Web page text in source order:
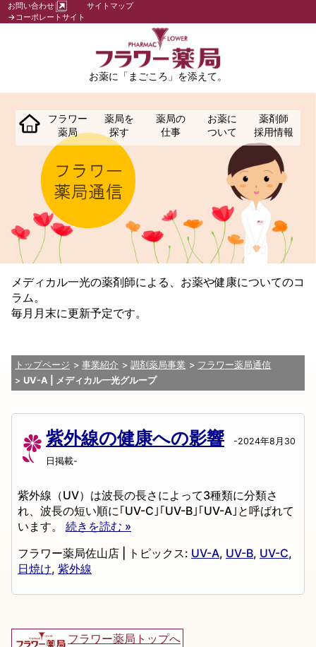
お薬に「まごころ」を添えて。
フラワー
薬局
薬局を
探す
薬局の
仕事
お薬に
ついて
薬剤師
採用情報
お問い合わせ
サイトマップ
→コーポレートサイト
メディカル一光の薬剤師による、お薬や健康についてのコ
ラム。
毎月月末に更新予定です。
トップページ 事業紹介 調剤薬局事業
フラワー薬局通信
UV-A | メディカル一光グループ
紫外線の健康への影響 -2024年8月30
日掲載-
紫外線（UV）は波長の長さによって3種類に分類さ
れ、波長の短い順に｢UV-C｣｢UV-B｣｢UV-A｣と呼ばれて
います。 続きを読む »
フラワー薬局佐山店
トピックス: UV-A, UV-B, UV-C,
日焼け, 紫外線
フラワー薬局トップへ